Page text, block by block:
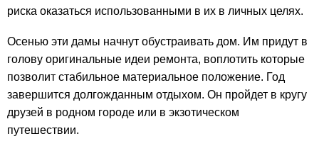
риска оказаться использованными в их в личных целях.
Осенью эти дамы начнут обустраивать дом. Им придут в
голову оригинальные идеи ремонта, воплотить которые
позволит стабильное материальное положение. Год
завершится долгожданным отдыхом. Он пройдет в кругу
друзей в родном городе или в экзотическом
путешествии.